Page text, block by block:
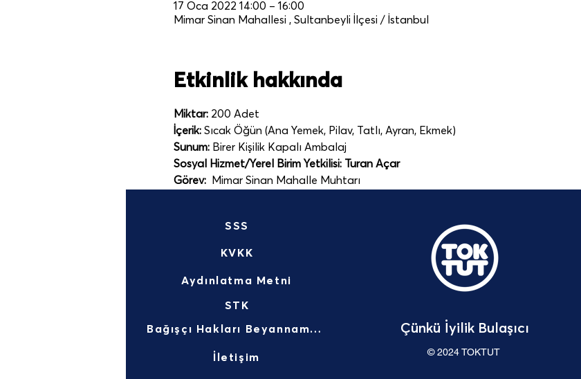
17 Oca 2022 14:00 – 16:00
Mimar Sinan Mahallesi , Sultanbeyli İlçesi / İstanbul
Etkinlik hakkında
Miktar: 200 Adet
İçerik: Sıcak Öğün (Ana Yemek, Pilav, Tatlı, Ayran, Ekmek)
Sunum: Birer Kişilik Kapalı Ambalaj
Sosyal Hizmet/Yerel Birim Yetkilisi: Turan Açar
Görev: Mimar Sinan Mahalle Muhtarı
SSS
KVKK
STK
Bağışçı Hakları Beyannamesi
Aydınlatma Metni
İletişim
Çünkü İyilik Bulaşıcı
© 2024 TOKTUT